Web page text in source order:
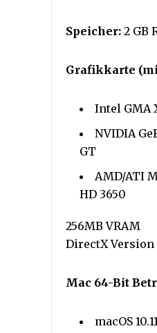
Speicher: 2 GB
Grafikkarte
Intel GMA
NVIDIA
GT
AMD/ATI
HD 3650
256MB VRAM
DirectX Version
Mac 64-Bit
macOS